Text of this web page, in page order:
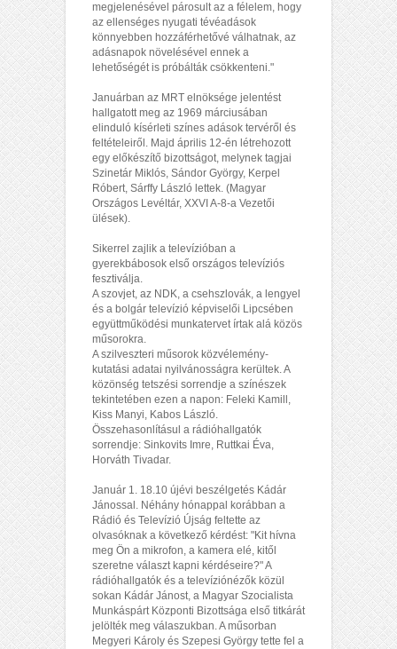
megjelenésével párosult az a félelem, hogy
az ellenséges nyugati tévéadások
könnyebben hozzáférhetővé válhatnak, az
adásnapok növelésével ennek a
lehetőségét is próbálták csökkenteni."
Januárban az MRT elnöksége jelentést
hallgatott meg az 1969 márciusában
elinduló kísérleti színes adások tervéről és
feltételeiről. Majd április 12-én létrehozott
egy előkészítő bizottságot, melynek tagjai
Szinetár Miklós, Sándor György, Kerpel
Róbert, Sárffy László lettek. (Magyar
Országos Levéltár, XXVI A-8-a Vezetői
ülések).
Sikerrel zajlik a televízióban a
gyerekbábosok első országos televíziós
fesztiválja.
A szovjet, az NDK, a csehszlovák, a lengyel
és a bolgár televízió képviselői Lipcsében
együttműködési munkatervet írtak alá közös
műsorokra.
A szilveszteri műsorok közvélemény-
kutatási adatai nyilvánosságra kerültek. A
közönség tetszési sorrendje a színészek
tekintetében ezen a napon: Feleki Kamill,
Kiss Manyi, Kabos László.
Összehasonlításul a rádióhallgatók
sorrendje: Sinkovits Imre, Ruttkai Éva,
Horváth Tivadar.
Január 1. 18.10 újévi beszélgetés Kádár
Jánossal. Néhány hónappal korábban a
Rádió és Televízió Újság feltette az
olvasóknak a következő kérdést: "Kit hívna
meg Ön a mikrofon, a kamera elé, kitől
szeretne választ kapni kérdéseire?" A
rádióhallgatók és a televíziónézők közül
sokan Kádár Jánost, a Magyar Szocialista
Munkáspárt Központi Bizottsága első titkárát
jelölték meg válaszukban. A műsorban
Megyeri Károly és Szepesi György tette fel a